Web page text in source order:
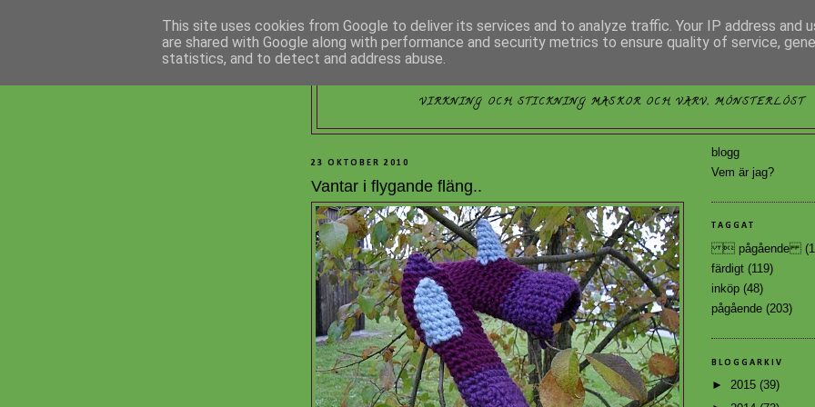
VIRKNING OCH STICKNING MASKOR OCH VARV, MÖNSTERLÖST
23 OKTOBER 2010
Vantar i flygande fläng..
blogg
Vem är jag?
TAGGAT
 pågående
färdigt (119)
inköp (48)
pågående (203)
BLOGGARKIV
► 2015 (39)
This site uses cookies from Google to deliver its services and to analyze traffic. Your IP address and
are shared with Google along with performance and security metrics to ensure quality of service,
statistics, and to detect and address abuse.